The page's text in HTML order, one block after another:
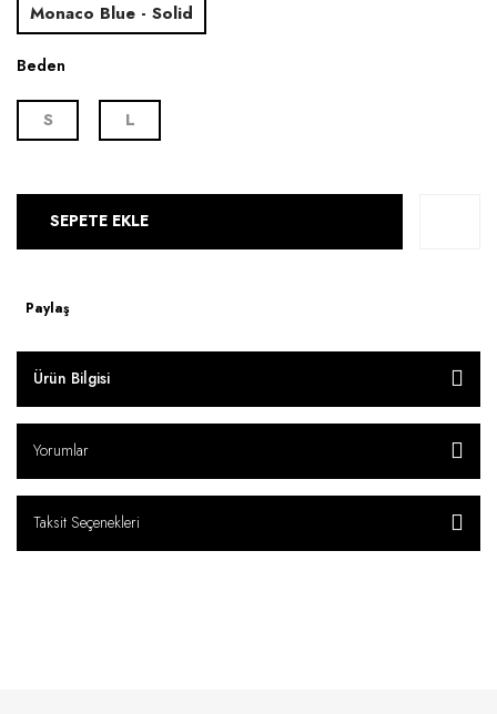
Monaco Blue - Solid
Beden
S L
SEPETE EKLE
Paylaş
Ürün Bilgisi
Yorumlar
Taksit Seçenekleri